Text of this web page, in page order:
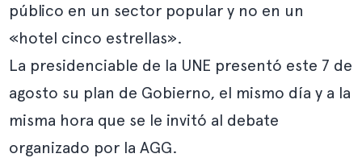
público en un sector popular y no en un
«hotel cinco estrellas».
La presidenciable de la UNE presentó este 7 de
agosto su plan de Gobierno, el mismo día y a la
misma hora que se le invitó al debate
organizado por la AGG.